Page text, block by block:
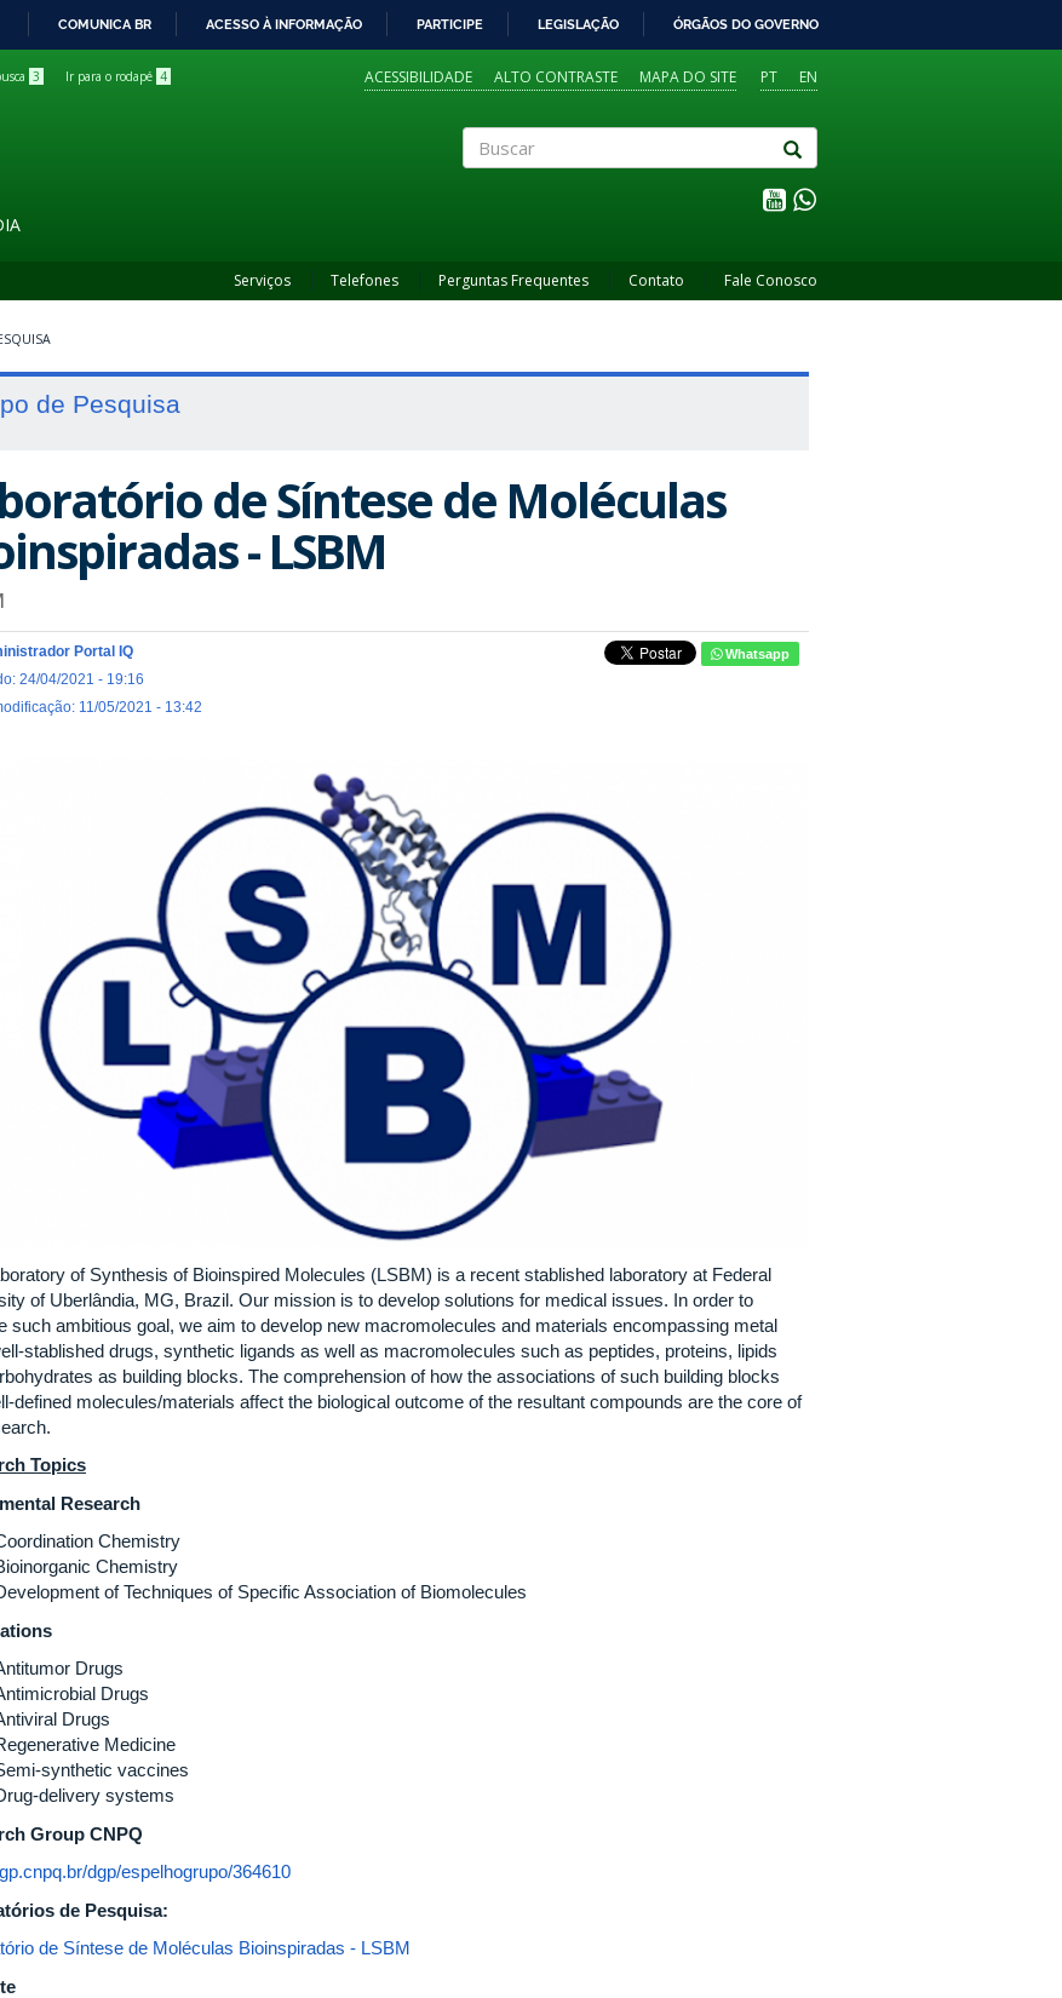
COMUNICA BR ACESSO À INFORMAÇÃO PARTICIPE LEGISLAÇÃO ÓRGÃOS DO GOVERNO
3 Ir para o rodapé 4 PT EN
ACESSIBILIDADE ALTO CONTRASTE MAPA DO SITE
Serviços Telefones Perguntas Frequentes Contato Fale Conosco
de Pesquisa
de Síntese de Moléculas
- LSBM
Portal IQ
24/04/2021 - 19:16
11/05/2021 - 13:42
Whatsapp
of Synthesis of Bioinspired Molecules (LSBM) is a recent stablished laboratory at Federal
of Uberlândia, MG, Brazil. Our mission is to develop solutions for medical issues. In order to
such ambitious goal, we aim to develop new macromolecules and materials encompassing metal
stablished drugs, synthetic ligands as well as macromolecules such as peptides, proteins, lipids
as building blocks. The comprehension of how the associations of such building blocks
defined molecules/materials affect the biological outcome of the resultant compounds are the core of
Topics
Research
Chemistry
Chemistry
of Techniques of Specific Association of Biomolecules
Drugs
Drugs
Drugs
Medicine
synthetic vaccines
delivery systems
Group CNPQ
dgp/espelhogrupo/364610
de Pesquisa:
de Síntese de Moléculas Bioinspiradas - LSBM